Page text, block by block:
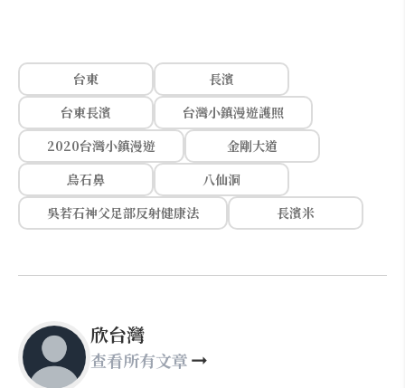
台東
長濱
台東長濱
台灣小鎮漫遊護照
2020台灣小鎮漫遊
金剛大道
烏石鼻
八仙洞
吳若石神父足部反射健康法
長濱米
欣台灣
查看所有文章